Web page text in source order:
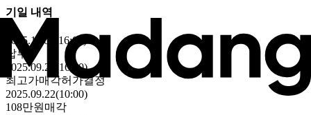
기일 내역
2025.11.04(16:00)
납부
2025.09.29(16:00)
최고가매각허가결정
2025.09.22(10:00)
108만원 매각